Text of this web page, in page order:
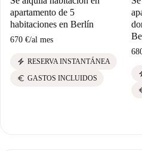
apartamento de 5
habitaciones en Berlín
670 €/al mes
electric_bolt RESERVA INSTANTÁNEA
euro GASTOS INCLUIDOS